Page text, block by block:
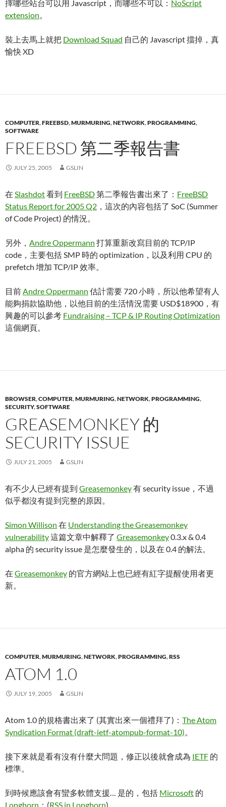
擇哪些站台可以用 Javascript，而哪些不可以： NoScript
extension。
裝上去馬上就把 Download Squad 自己的 Javascript 擋掉，真
愉快 XD
COMPUTER,FREEBSD,MURMURING,NETWORK,PROGRAMMING,
SOFTWARE
FREEBSD 第二季報告書
JULY 25, 2005 GSLIN
在 Slashdot看到 FreeBSD第二季報告書出來了： FreeBSD
Status Report for 2005 Q2 ，這次的內容包括了 SoC (Summer
of Code Project) 的情況。
另外， Andre Oppermann 打算重新改寫目前的 TCP/IP
code，主要包括 SMP 時的 optimization，以及利用 CPU 的
prefetch 增加 TCP/IP 效率。
目前Andre Oppermann 估計需要 720 小時，所以他希望有人
能夠捐款協助他，以他目前的生活情況需要 USD$18900，有
興趣的可以參考 Fundraising – TCP & IP Routing Optimization
這個網頁。
BROWSER,COMPUTER,MURMURING,NETWORK,PROGRAMMING,
SECURITY,SOFTWARE
GREASEMONKEY 的
SECURITY ISSUE
JULY 21, 2005 GSLIN
有不少人已經有提到 Greasemonkey有 security issue，不過
似乎都沒有提到完整的原因。
Simon Willison 在 Understanding the Greasemonkey
vulnerability這篇文章中解釋了 Greasemonkey0.3.x & 0.4
alpha 的 security issue 是怎麼發生的，以及在 0.4 的解法。
在 Greasemonkey 的官方網站上也已經有紅字提醒使用者更
新。
COMPUTER,MURMURING,NETWORK,PROGRAMMING,RSS
ATOM 1.0
JULY 19, 2005 GSLIN
Atom 1.0 的規格書出來了 (其實出來一個禮拜了)： The Atom
Syndication Format (draft-ietf-atompub-format-10)。
接下來就是看有沒有什麼大問題，修正以後就會成為 IETF 的
標準。
到時候應該會有蠻多軟體支援… 是的，包括 Microsoft 的
Longhorn ：(RSS in Longhorn)